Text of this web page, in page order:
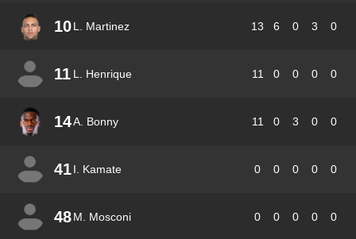
10L. Martinez 13 6 0 3 0
11 L. Henrique 11 0 0 0 0
14A. Bonny 11 0 3 0 0
41I. Kamate 0 0 0 0 0
48M. Mosconi 0 0 0 0 0